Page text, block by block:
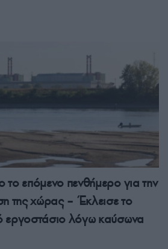
επόμενο πενθήμερο για την
της χώρας – Έκλεισε το
εργοστάσιο λόγω καύσωνα